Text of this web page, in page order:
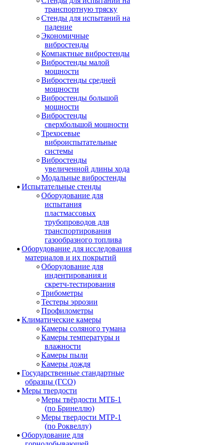
транспортную тряску
Стенды для испытаний на
падение
Экономичные
вибростенды
Компактные вибростенды
Вибростенды малой
мощности
Вибростенды средней
мощности
Вибростенды большой
мощности
Вибростенды
сверхбольшой мощности
Трехосевые
виброиспытательные
системы
Вибростенды
увеличенной длины хода
Модальные вибростенды
Испытательные стенды
Оборудование для
испытания
пластмассовых
трубопроводов для
транспортирования
газообразного топлива
Оборудование для исследования
материалов и их покрытий
Оборудование для
индентирования и
скретч-тестирования
Трибометры
Тестеры эррозии
Профилометры
Климатические камеры
Камеры соляного тумана
Камеры температуры и
влажности
Камеры пыли
Камеры дождя
Государственные стандартные
образцы (ГСО)
Меры твердости
Меры твёрдости МТБ-1
(по Бринеллю)
Меры твердости МТР-1
(по Роквеллу)
Оборудование для